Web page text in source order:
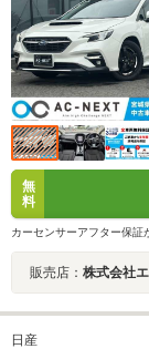
無
料
カーセンサーアフター保証
販売店： 株式会社
日産